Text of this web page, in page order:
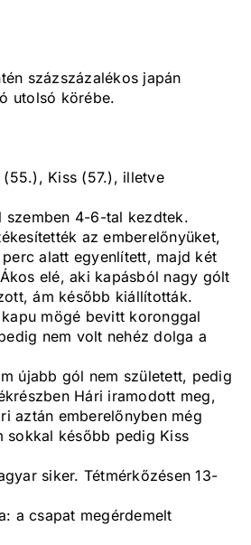
százszázalékos japán
utolsó körébe.
(55.), Kiss (57.), illetve
szemben 4-6-tal kezdtek.
az emberelőnyüket,
alatt egyenlített, majd két
elé, aki kapásból nagy gólt
ám később kiállították.
mögé bevitt koronggal
nem volt nehéz dolga a
újabb gól nem született, pedig
Hári iramodott meg,
aztán emberelőnyben még
sokkal később pedig Kiss
siker. Tétmérkőzésen 13-
a csapat megérdemelt